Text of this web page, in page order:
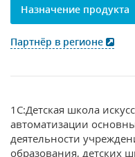
Назначение продукта
Партнёр в регионе
1С:Детская школа
автоматизации
деятельности
образования, детских